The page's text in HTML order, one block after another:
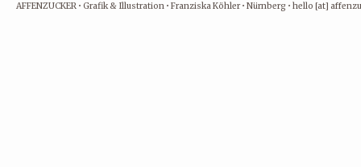
AFFENZUCKER • Grafik & Illustration • Franziska Köhler • Nürnberg • hello [at]